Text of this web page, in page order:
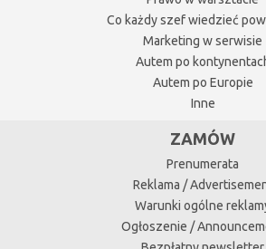
Co każdy szef wiedzieć
Marketing w serwisie
Autem po
Autem po Europie
Inne
ZAMÓW
Prenumerata
Reklama /
Warunki ogólne
Ogłoszenie /